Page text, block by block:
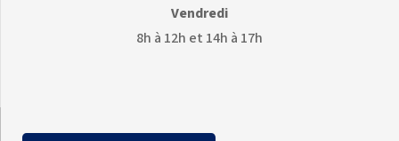
Vendredi
8h à 12h et 14h à 17h